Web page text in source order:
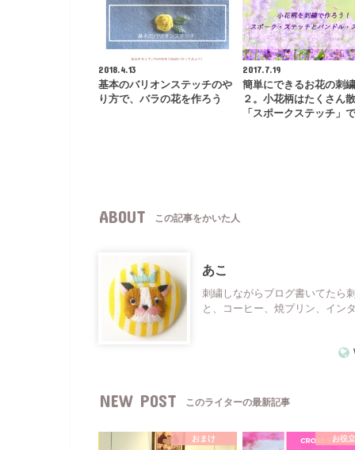
2018.4.13
基本のバリオンステッチのや
り方で、バラの花を作ろう
2017.7.19
簡単にできるお花の刺
２。小花柄はたくさん
「スポークステッチ」
ABOUT この記事をかいた人
あこ
刺繍しながらブログ書いてたら
と、コーヒー、焼プリン、イン
NEW POST このライターの最新記事
おまけ お役